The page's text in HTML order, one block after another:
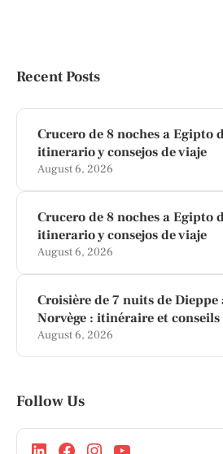
Recent Posts
Crucero de 8 noches a Egipto
itinerario y consejos de viaje
August 6, 2026
Crucero de 8 noches a Egipto
itinerario y consejos de viaje
August 6, 2026
Croisière de 7 nuits de
Norvège : itinéraire et conseils
August 6, 2026
Follow Us